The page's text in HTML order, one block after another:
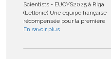
Scientists - EUCYS2025 à Riga
(Lettonie) Une équipe française
récompensée pour la première
En savoir plus